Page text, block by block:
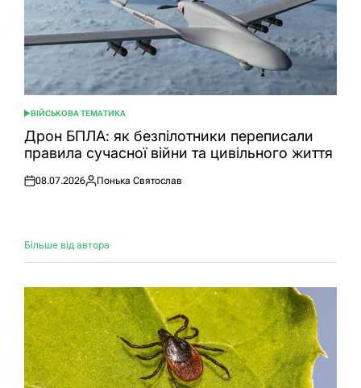
ОПУБЛІКУВАТИ
У
ВІЙСЬКОВА ТЕМАТИКА
Дрон БПЛА: як безпілотники переписали
правила сучасної війни та цивільного життя
Оприлюднено
08.07.2026
Опубліковано
Понька Святослав
Більше від автора